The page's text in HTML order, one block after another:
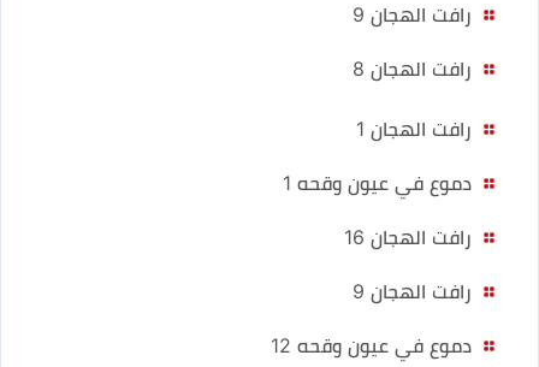
رافت الهجان 9
رافت الهجان 8
رافت الهجان 1
دموع في عيون وقحه 1
رافت الهجان 16
رافت الهجان 9
دموع في عيون وقحه 12